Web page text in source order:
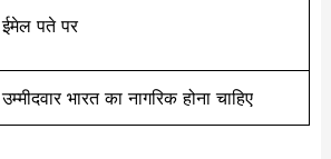
ईमेल पते पर
उम्मीदवार भारत का नागरिक होना चाहिए